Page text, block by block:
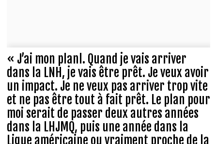
« J’ai mon planl. Quand je vais arriver
dans la LNH, je vais être prêt. Je veux avoir
un impact. Je ne veux pas arriver trop vite
et ne pas être tout à fait prêt. Le plan pour
moi serait de passer deux autres années
dans la LHJMQ, puis une année dans la
Ligue américaine ou vraiment proche de la